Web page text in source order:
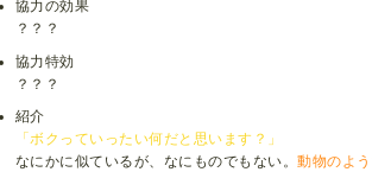
協力の効果
？？？
協力特効
？？？
紹介
「ボクっていったい何だと思います？」
なにかに似ているが、なにものでもない。動物のよ